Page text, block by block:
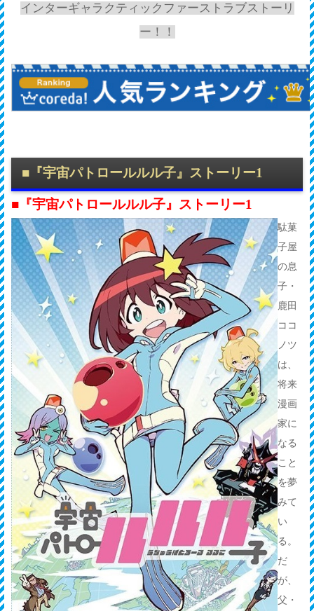
インターギャラクティックファーストラブストーリ
ー！！
■ 『宇宙パトロールルル子』ストーリー1
■ 『宇宙パトロールルル子』ストーリー1
駄菓
子屋
の息
子・
鹿田
ココ
ノツ
は、
将来
漫画
家に
なる
こと
を夢
みて
い
る。
だ
が、
父・